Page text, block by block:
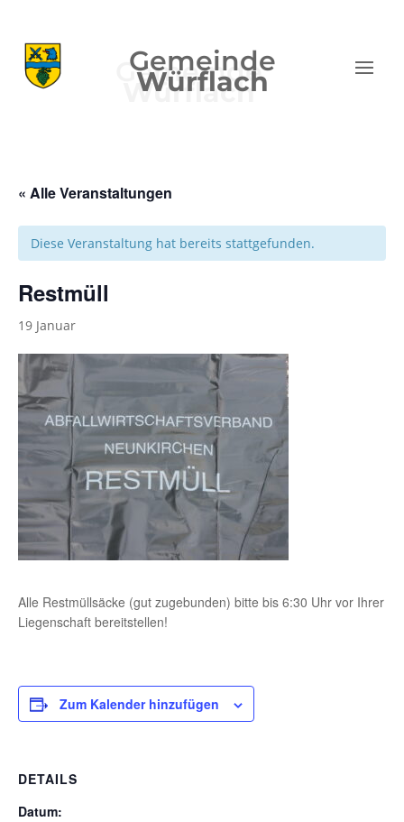
Gemeinde
Würflach
« Alle Veranstaltungen
Diese Veranstaltung hat bereits stattgefunden.
Restmüll
19 Januar
Alle Restmüllsäcke (gut zugebunden) bitte bis 6:30 Uhr vor Ihrer
Liegenschaft bereitstellen!
Zum Kalender hinzufügen
DETAILS
Datum: